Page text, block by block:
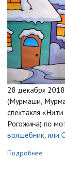
28 декабря
(Мурмаши,
спектакля
Рогожина) по
волшебник, или
Подробнее